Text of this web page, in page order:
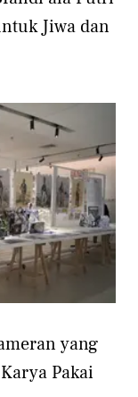
Jiwa dan
yang
Pakai